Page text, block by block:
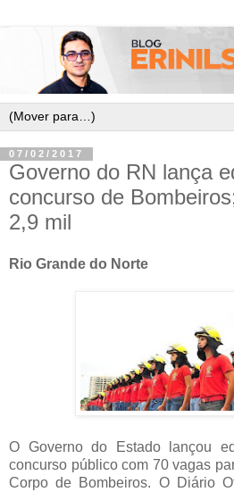
07/02/2017
Governo do RN lança
concurso de
2,9 mil
Rio Grande do Norte
O Governo do Estado lançou
concurso público com 70 vagas
Corpo de Bombeiros. O Diário